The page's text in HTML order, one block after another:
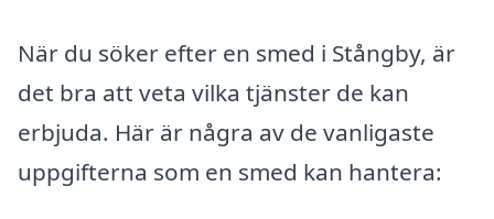
När du söker efter en smed i Stångby, är
det bra att veta vilka tjänster de kan
erbjuda. Här är några av de vanligaste
uppgifterna som en smed kan hantera: